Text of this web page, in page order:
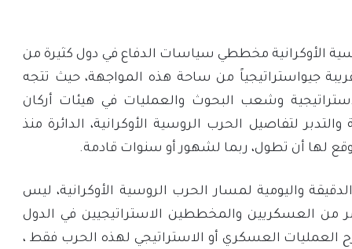
الأوكرانية مخططي سياسات الدفاع في دول كثيرة من
جيواستراتيجياً من ساحة هذه المواجهة، حيث تتجه
وشعب البحوث والعمليات في هيئات أركان
والتدبر لتفاصيل الحرب الروسية الأوكرانية، الدائرة منذ
واليومية لمسار الحرب الروسية الأوكرانية، ليس
من العسكريين والمخططين الاستراتيجيين في الدول
العمليات العسكري أو الاستراتيجي لهذه الحرب فقط ،